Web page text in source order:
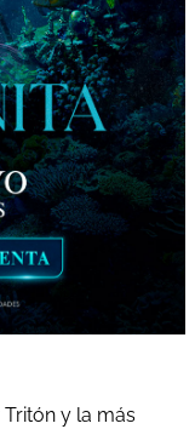
y la más